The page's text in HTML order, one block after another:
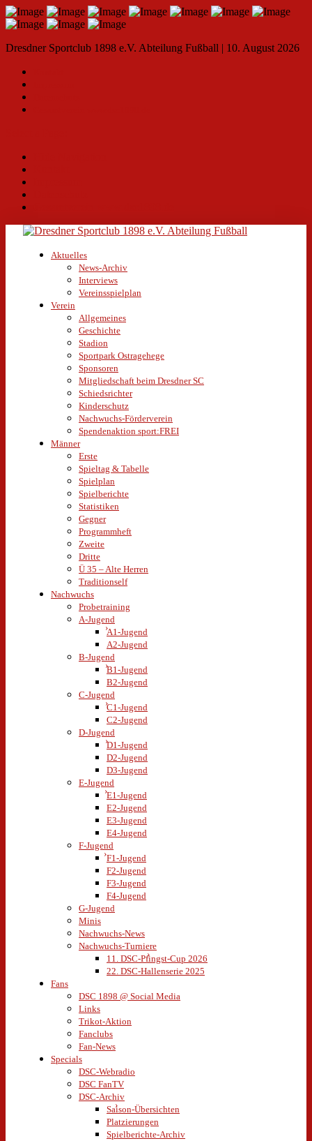
Dresdner Sportclub 1898 e.V. Abteilung Fußball | 10. August 2026
Aktuelles
News-Archiv
Interviews
Vereinsspielplan
Verein
Allgemeines
Geschichte
Stadion
Sportpark Ostragehege
Sponsoren
Mitgliedschaft beim Dresdner SC
Schiedsrichter
Kinderschutz
Nachwuchs-Förderverein
Spendenaktion sport:FREI
Männer
Erste
Spieltag & Tabelle
Spielplan
Spielberichte
Statistiken
Gegner
Programmheft
Zweite
Dritte
Ü 35 – Alte Herren
Traditionself
Nachwuchs
Probetraining
A-Jugend
A1-Jugend
A2-Jugend
B-Jugend
B1-Jugend
B2-Jugend
C-Jugend
C1-Jugend
C2-Jugend
D-Jugend
D1-Jugend
D2-Jugend
D3-Jugend
E-Jugend
E1-Jugend
E2-Jugend
E3-Jugend
E4-Jugend
F-Jugend
F1-Jugend
F2-Jugend
F3-Jugend
F4-Jugend
G-Jugend
Minis
Nachwuchs-News
Nachwuchs-Turniere
11. DSC-Pfingst-Cup 2026
22. DSC-Hallenserie 2025
Fans
DSC 1898 @ Social Media
Links
Trikot-Aktion
Fanclubs
Fan-News
Specials
DSC-Webradio
DSC FanTV
DSC-Archiv
Saison-Übersichten
Platzierungen
Spielberichte-Archiv